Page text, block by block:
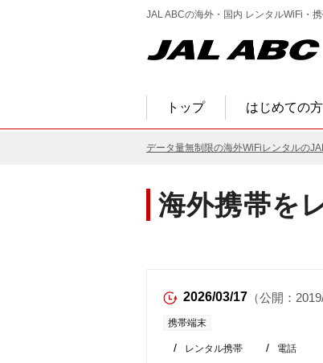
JAL ABCの海外・国内 レンタルWiFi・
トップ はじめての方
データ量無制限の海外WiFiレンタルの
海外携帯を
2026/03/17 （公開：
携帯端末
レンタル携帯 電話